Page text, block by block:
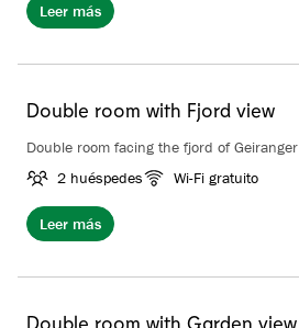
Leer más
Double room with Fjord view
Double room facing the fjord of Geiranger
2 huéspedes
Wi-Fi gratuito
Leer más
Double room with Garden view